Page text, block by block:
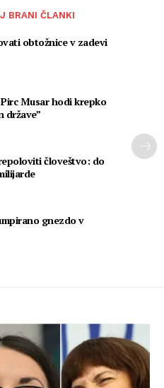
BRANI ČLANKI
obtožnice v zadevi
Musar hodi krepko
države”
človeštvo: do
gnezdo v